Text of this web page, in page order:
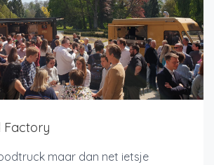
Factory
maar dan net ietsje